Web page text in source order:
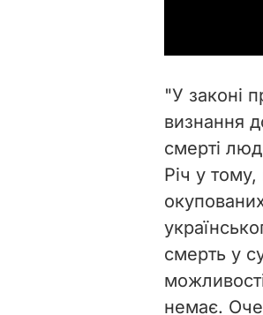
"У законі
визнання
смерті
Річ у
смерть у
немає.